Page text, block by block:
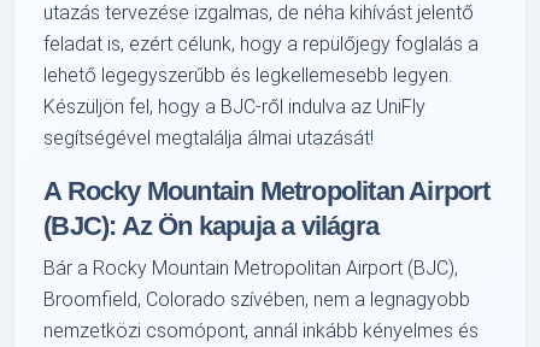
utazás tervezése izgalmas, de néha kihívást jelentő
feladat is, ezért célunk, hogy a repülőjegy foglalás a
lehető legegyszerűbb és legkellemesebb legyen.
Készüljön fel, hogy a BJC-ről indulva az UniFly
segítségével megtalálja álmai utazását!
A Rocky Mountain Metropolitan Airport
(BJC): Az Ön kapuja a világra
Bár a Rocky Mountain Metropolitan Airport (BJC),
Broomfield, Colorado szívében, nem a legnagyobb
nemzetközi csomópont, annál inkább kényelmes és